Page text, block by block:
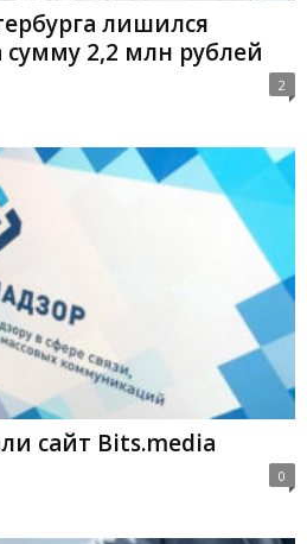
лишился
2,2 млн рублей
2
сайт Bits.media
0